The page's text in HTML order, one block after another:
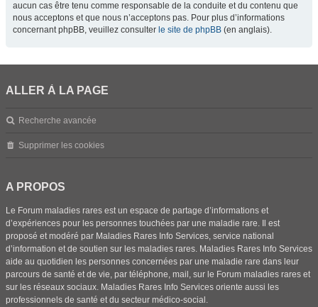
aucun cas être tenu comme responsable de la conduite et du contenu que
nous acceptons et que nous n’acceptons pas. Pour plus d’informations
concernant phpBB, veuillez consulter le site de phpBB (en anglais).
ALLER À LA PAGE
Recherche avancée
Supprimer les cookies
A PROPOS
Le Forum maladies rares est un espace de partage d’informations et
d’expériences pour les personnes touchées par une maladie rare. Il est
proposé et modéré par Maladies Rares Info Services, service national
d’information et de soutien sur les maladies rares. Maladies Rares Info Services
aide au quotidien les personnes concernées par une maladie rare dans leur
parcours de santé et de vie, par téléphone, mail, sur le Forum maladies rares et
sur les réseaux sociaux. Maladies Rares Info Services oriente aussi les
professionnels de santé et du secteur médico-social.